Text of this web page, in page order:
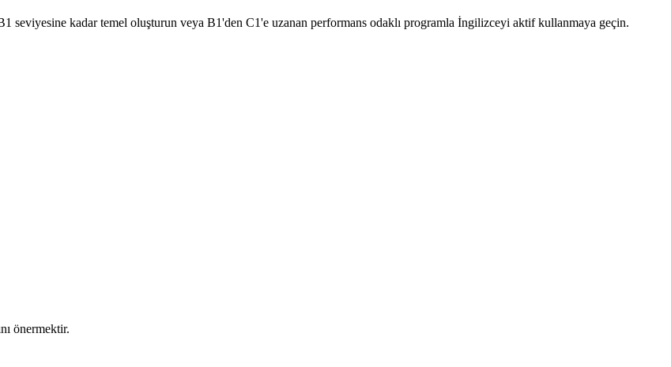
seviyesine kadar temel oluşturun veya B1'den C1'e uzanan performans odaklı programla İngilizceyi aktif kullanmaya geçin.
önermektir.